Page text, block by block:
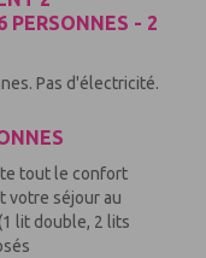
PERSONNES - 2
Pas d'électricité.
tout le confort
votre séjour au
lit double, 2 lits